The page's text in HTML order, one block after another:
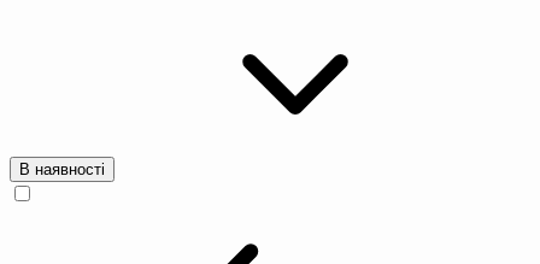
В наявності